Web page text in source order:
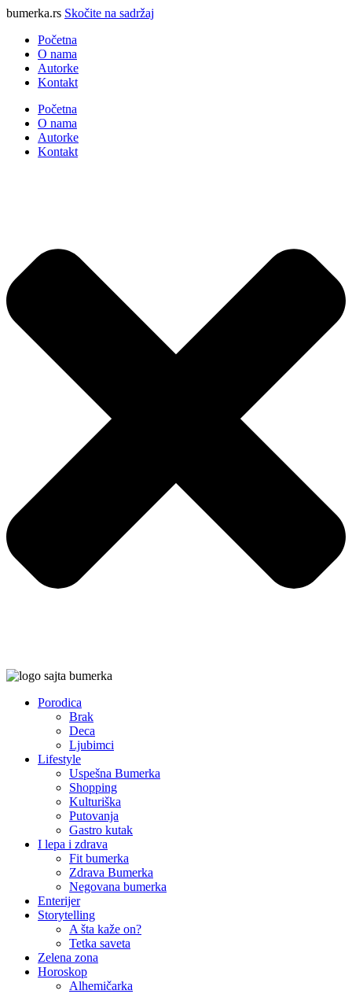
bumerka.rs Skočite na sadržaj
Početna
O nama
Autorke
Kontakt
Početna
O nama
Autorke
Kontakt
Porodica
Brak
Deca
Ljubimci
Lifestyle
Uspešna Bumerka
Shopping
Kulturiška
Putovanja
Gastro kutak
I lepa i zdrava
Fit bumerka
Zdrava Bumerka
Negovana bumerka
Enterijer
Storytelling
A šta kaže on?
Tetka saveta
Zelena zona
Horoskop
Alhemičarka